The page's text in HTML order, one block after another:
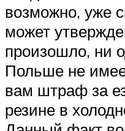
возможно, уже
может
произошло, ни
Польше не
вам штраф за
резине в